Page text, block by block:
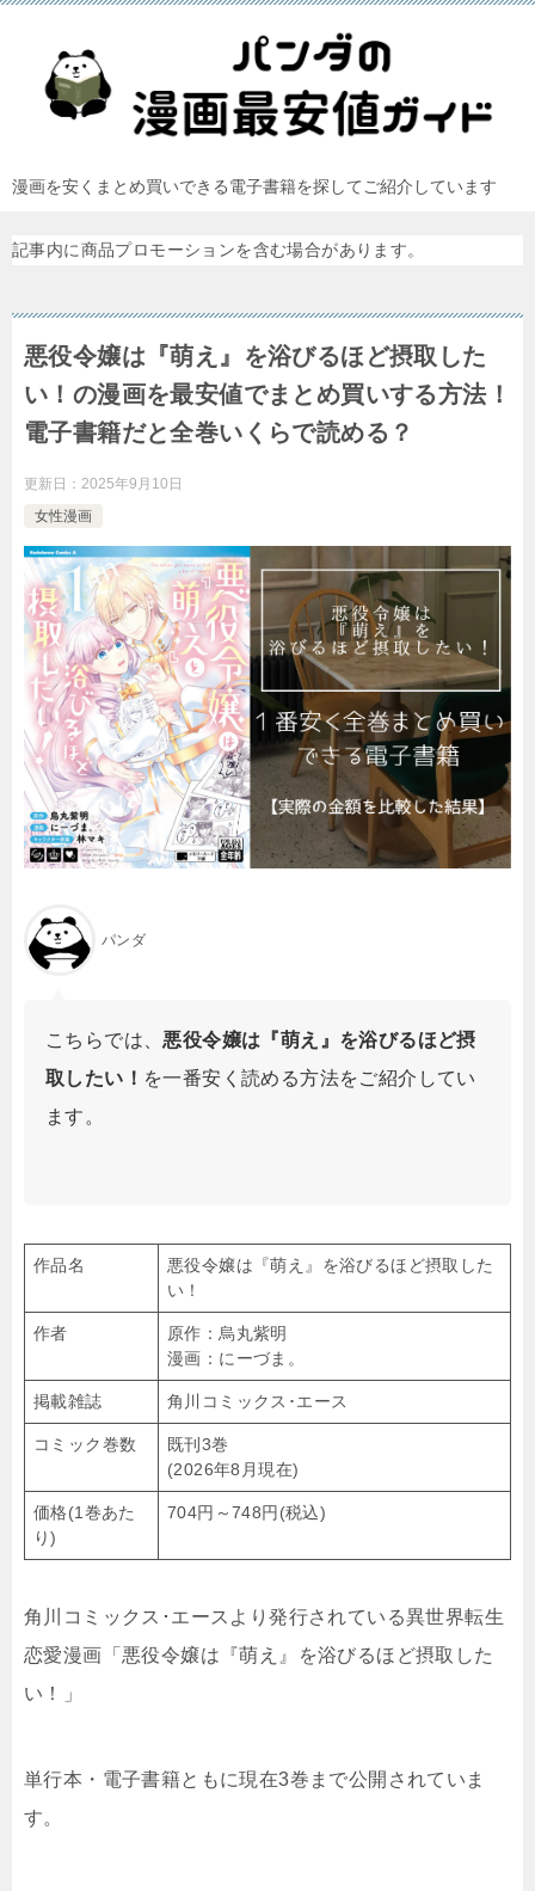
漫画を安くまとめ買いできる電子書籍を探してご紹介しています
記事内に商品プロモーションを含む場合があります。
悪役令嬢は『萌え』を浴びるほど摂取した
い！の漫画を最安値でまとめ買いする方法！
電子書籍だと全巻いくらで読める？
更新日： 2025年9月10日
女性漫画
パンダ
こちらでは、 悪役令嬢は『萌え』を浴びるほど摂
取したい！ を一番安く読める方法をご紹介してい
ます。
作品名
悪役令嬢は『萌え』を浴びるほど摂取した
い！
作者
原作：烏丸紫明
漫画：にーづま。
掲載雑誌 角川コミックス･エース
コミック巻数
既刊3巻
(2026年8月現在)
価格(1巻あた
り)
704円～748円(税込)
角川コミックス･エースより発行されている異世界転生
恋愛漫画「悪役令嬢は『萌え』を浴びるほど摂取した
い！」
単行本・電子書籍ともに現在3巻まで公開されていま
す。